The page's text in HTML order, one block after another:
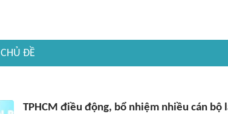
CHỦ ĐỀ
TPHCM điều động, bổ nhiệm nhiều cán bộ